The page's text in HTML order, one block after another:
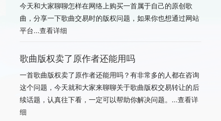
今天和大家聊聊怎样在网络上购买一首属于自己的原创歌
曲，分享一下歌曲交易时的版权问题，如果你也想通过网站
平台...查看详细
歌曲版权卖了原作者还能用吗
一首歌曲版权卖了原作者还能用吗？有非常多的人都在咨询
这个问题，今天就和大家来聊聊关于歌曲版权交易转让的后
续话题，认真往下看，一定可以帮助你解决问题。...查看详
细